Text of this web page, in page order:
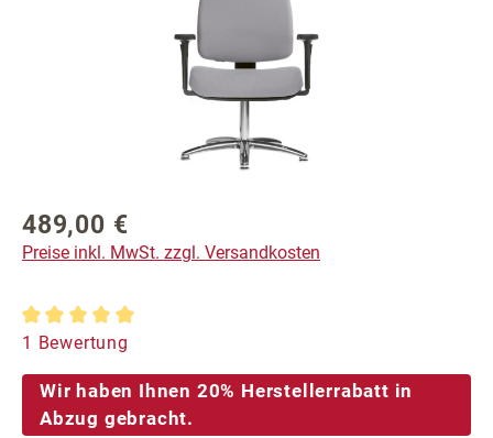
Regulärer Preis:
489,00 €
Preise inkl. MwSt. zzgl. Versandkosten
Durchschnittliche Bewertung von 5 von 5 Sternen
1 Bewertung
Wir haben Ihnen 20% Herstellerrabatt in
Abzug gebracht.